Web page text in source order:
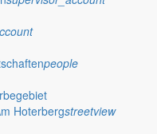
people
Hoterbergstreetview